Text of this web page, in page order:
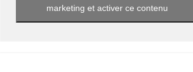
marketing et activer ce contenu